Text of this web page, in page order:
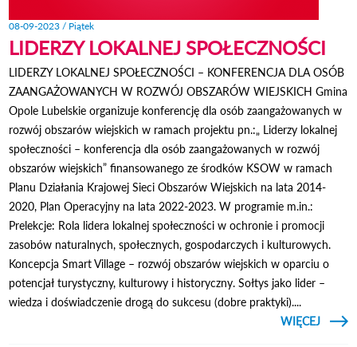
08-09-2023 / Piątek
LIDERZY LOKALNEJ SPOŁECZNOŚCI
LIDERZY LOKALNEJ SPOŁECZNOŚCI – KONFERENCJA DLA OSÓB
ZAANGAŻOWANYCH W ROZWÓJ OBSZARÓW WIEJSKICH Gmina
Opole Lubelskie organizuje konferencję dla osób zaangażowanych w
rozwój obszarów wiejskich w ramach projektu pn.:„ Liderzy lokalnej
społeczności – konferencja dla osób zaangażowanych w rozwój
obszarów wiejskich” finansowanego ze środków KSOW w ramach
Planu Działania Krajowej Sieci Obszarów Wiejskich na lata 2014-
2020, Plan Operacyjny na lata 2022-2023. W programie m.in.:
Prelekcje: Rola lidera lokalnej społeczności w ochronie i promocji
zasobów naturalnych, społecznych, gospodarczych i kulturowych.
Koncepcja Smart Village – rozwój obszarów wiejskich w oparciu o
potencjał turystyczny, kulturowy i historyczny. Sołtys jako lider –
wiedza i doświadczenie drogą do sukcesu (dobre praktyki)....
CZYTAJ
WIĘCEJ
O